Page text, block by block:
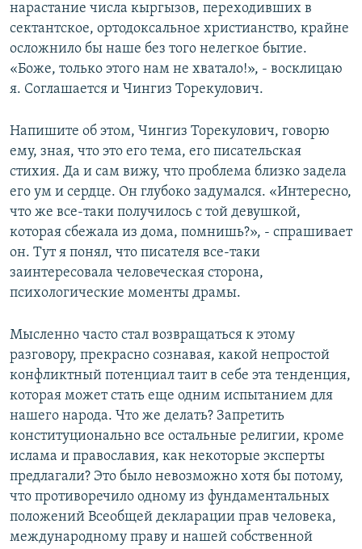
нарастание числа кыргызов, переходивших в
сектантское, ортодоксальное христианство, крайне
осложнило бы наше без того нелегкое бытие.
«Боже, только этого нам не хватало!», - восклицаю
я. Соглашается и Чингиз Торекулович.
Напишите об этом, Чингиз Торекулович, говорю
ему, зная, что это его тема, его писательская
стихия. Да и сам вижу, что проблема близко задела
его ум и сердце. Он глубоко задумался. «Интересно,
что же все-таки получилось с той девушкой,
которая сбежала из дома, помнишь?», - спрашивает
он. Тут я понял, что писателя все-таки
заинтересовала человеческая сторона,
психологические моменты драмы.
Мысленно часто стал возвращаться к этому
разговору, прекрасно сознавая, какой непростой
конфликтный потенциал таит в себе эта тенденция,
которая может стать еще одним испытанием для
нашего народа. Что же делать? Запретить
конституционально все остальные религии, кроме
ислама и православия, как некоторые эксперты
предлагали? Это было невозможно хотя бы потому,
что противоречило одному из фундаментальных
положений Всеобщей декларации прав человека,
международному праву и нашей собственной